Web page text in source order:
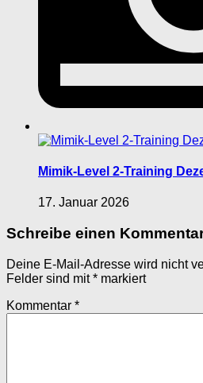
Mimik-Level 2-Training
17. Januar 2026
Schreibe einen
Deine E-Mail-Adresse wird nicht
Felder sind mit* markiert
Kommentar *